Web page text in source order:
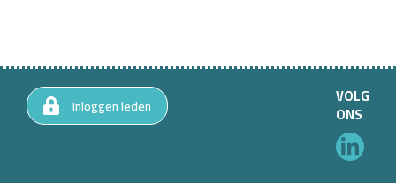
Inloggen leden VOLG
ONS